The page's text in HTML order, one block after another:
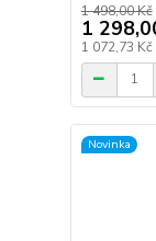
1 498,00 Kč
1
1 072,73 Kč
Novinka